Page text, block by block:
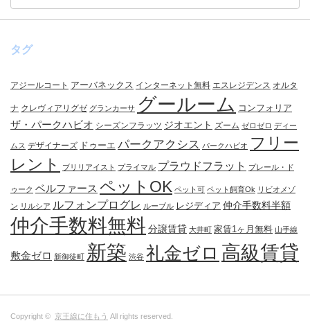
タグ
アジールコート アーバネックス インターネット無料 エスレジデンス オルタ
ナ クレヴィアリグゼ グランカーサ グールーム コンフォリア
ザ・パークハビオ シーズンフラッツ ジオエント ズーム ゼロゼロ ディー
ムス デザイナーズ ドゥーエ パークアクシス パークハビオ フリー
レント
ブリリアイスト プライマル プラウドフラット プレール・ド
ゥーク ベルファース ペットOK ペット可 ペット飼育Ok リビオメゾ
ン リルシア ルフォンプログレ ルーブル レジディア 仲介手数料半額
仲介手数料無料 分譲賃貸 大井町 家賃1ヶ月無料 山手線
敷金ゼロ 新御徒町 新築 渋谷 礼金ゼロ 高級賃貸
Copyright © 京王線に住もう All rights reserved.